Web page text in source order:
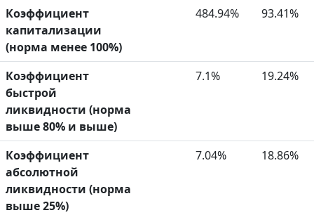
Коэффициент
капитализации
(норма менее 100%)
484.94% 93.41%
Коэффициент
быстрой
ликвидности (норма
выше 80% и выше)
7.1% 19.24%
Коэффициент
абсолютной
ликвидности (норма
выше 25%)
7.04% 18.86%